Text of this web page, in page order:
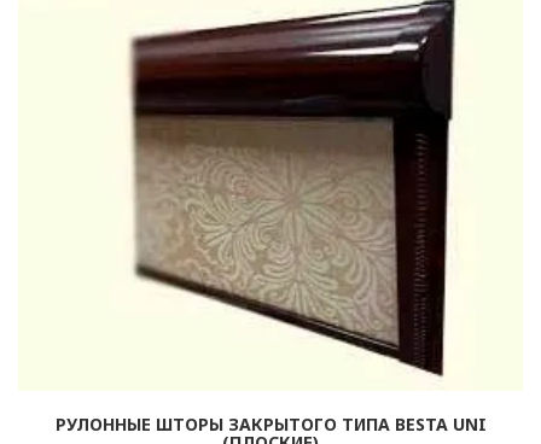
РУЛОННЫЕ ШТОРЫ ЗАКРЫТОГО ТИПА BESTA UNI